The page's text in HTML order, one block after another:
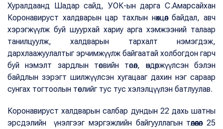
Хуралдаанд Шадар сайд, УОК-ын дарга С.Амарсайхан
Коронавируст халдварын цар тахлын нөхцөл байдал, авч
хэрэгжүүлж буй шуурхай хариу арга хэмжээний талаар
танилцуулж, халдварын тархалт нэмэгдэж,
дархлаажуулалтыг эрчимжүүлж байгаатай холбогдон гарч
буй нэмэлт зардлын төсвийн төсөл, өндөржүүлсэн бэлэн
байдлын зэрэгт шилжүүлсэн хугацааг дахин нэг сараар
сунгах тогтоолын төслийг тус тус хэлэлцүүлэн батлуулав.
Коронавируст халдварын салбар дундын 22 дахь шатны
эрсдэлийн үнэлгээг мэргэжлийн байгууллагын төлөөлөл 25